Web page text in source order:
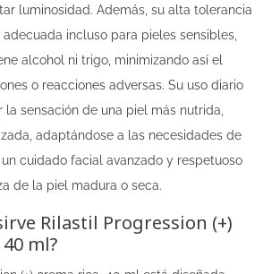
luminosidad. Además, su alta tolerancia
incluso para pieles sensibles,
alcohol ni trigo, minimizando así el
o reacciones adversas. Su uso diario
la sensación de una piel más nutrida,
adaptándose a las necesidades de
cuidado facial avanzado y respetuoso
de la piel madura o seca.
Rilastil Progression (+)
ml?